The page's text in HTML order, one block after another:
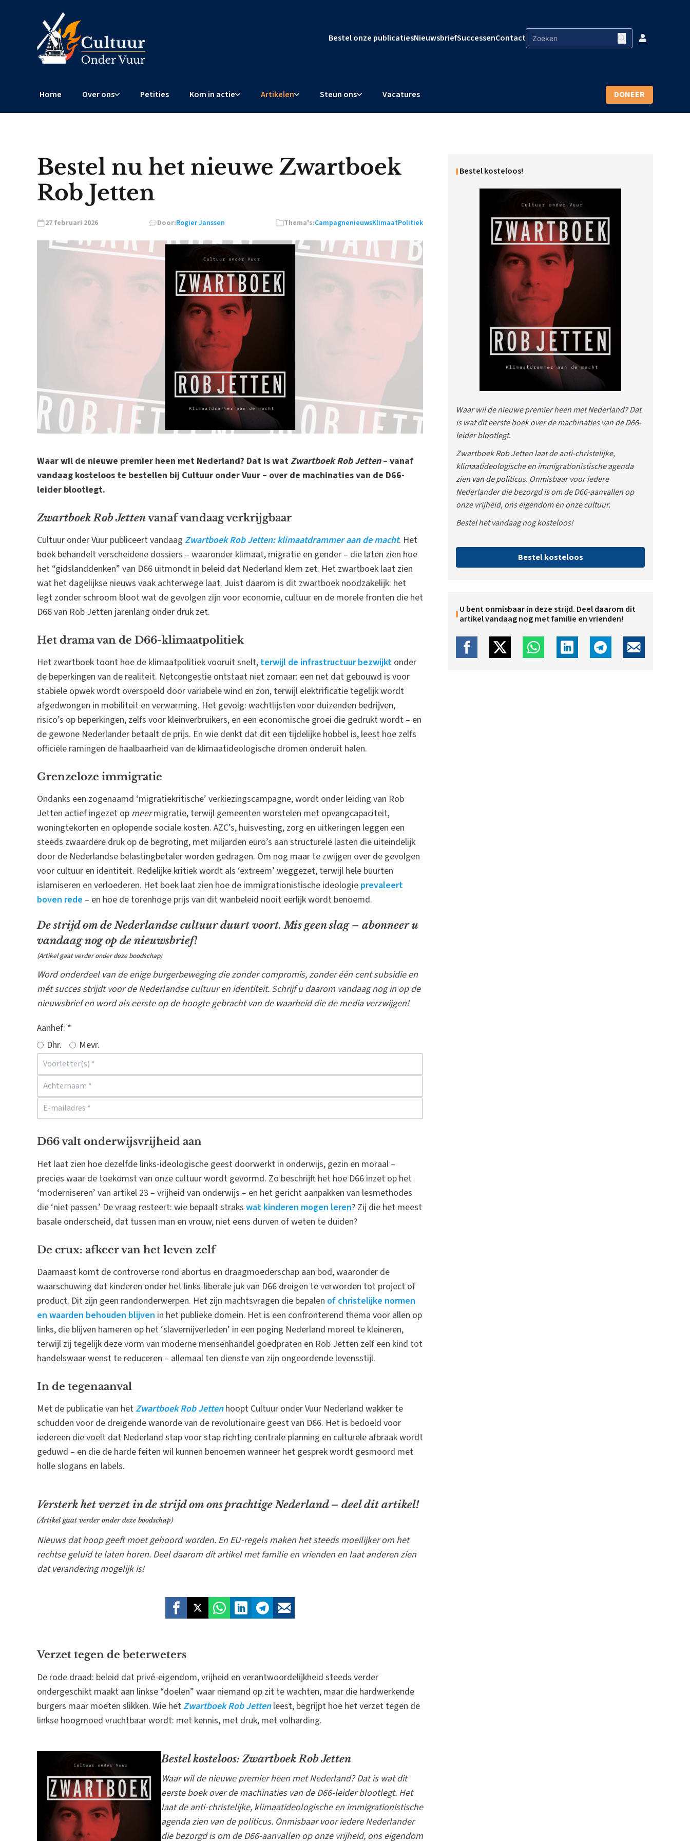
Bestel onze publicatiesNieuwsbriefSuccessenContact
Home Over ons Petities Kom in actie Artikelen Steun ons Vacatures DONEER
Bestel nu het nieuwe Zwartboek
Rob Jetten
27 februari 2026 Door:Rogier Janssen Thema's:CampagnenieuwsKlimaatPolitiek
Waar wil de nieuwe premier heen met Nederland? Dat is watZwartboek Rob Jetten– vanaf
vandaag kosteloos te bestellen bij Cultuur onder Vuur – over de machinaties van de D66-
leider blootlegt.
Zwartboek Rob Jettenvanaf vandaag verkrijgbaar
Cultuur onder Vuur publiceert vandaag Zwartboek Rob Jetten: klimaatdrammer aan de macht. Het
boek behandelt verscheidene dossiers – waaronder klimaat, migratie en gender – die laten zien hoe
het “gidslanddenken” van D66 uitmondt in beleid dat Nederland klem zet. Het zwartboek laat zien
wat het dagelijkse nieuws vaak achterwege laat. Juist daarom is dit zwartboek noodzakelijk: het
legt zonder schroom bloot wat de gevolgen zijn voor economie, cultuur en de morele fronten die het
D66 van Rob Jetten jarenlang onder druk zet.
Het drama van de D66-klimaatpolitiek
Het zwartboek toont hoe de klimaatpolitiek vooruit snelt, terwijl de infrastructuur bezwijkt onder
de beperkingen van de realiteit. Netcongestie ontstaat niet zomaar: een net dat gebouwd is voor
stabiele opwek wordt overspoeld door variabele wind en zon, terwijl elektrificatie tegelijk wordt
afgedwongen in mobiliteit en verwarming. Het gevolg: wachtlijsten voor duizenden bedrijven,
risico’s op beperkingen, zelfs voor kleinverbruikers, en een economische groei die gedrukt wordt – en
de gewone Nederlander betaalt de prijs. En wie denkt dat dit een tijdelijke hobbel is, leest hoe zelfs
officiële ramingen de haalbaarheid van de klimaatideologische dromen onderuit halen.
Grenzeloze immigratie
Ondanks een zogenaamd ‘migratiekritische’ verkiezingscampagne, wordt onder leiding van Rob
Jetten actief ingezet op meermigratie, terwijl gemeenten worstelen met opvangcapaciteit,
woningtekorten en oplopende sociale kosten. AZC’s, huisvesting, zorg en uitkeringen leggen een
steeds zwaardere druk op de begroting, met miljarden euro’s aan structurele lasten die uiteindelijk
door de Nederlandse belastingbetaler worden gedragen. Om nog maar te zwijgen over de gevolgen
voor cultuur en identiteit. Redelijke kritiek wordt als ‘extreem’ weggezet, terwijl hele buurten
islamiseren en verloederen. Het boek laat zien hoe de immigrationistische ideologie prevaleert
boven rede – en hoe de torenhoge prijs van dit wanbeleid nooit eerlijk wordt benoemd.
De strijd om de Nederlandse cultuur duurt voort. Mis geen slag – abonneer u
vandaag nog op de nieuwsbrief!
(Artikel gaat verder onder deze boodschap)
Word onderdeel van de enige burgerbeweging die zonder compromis, zonder één cent subsidie en
mét succes strijdt voor de Nederlandse cultuur en identiteit. Schrijf u daarom vandaag nog in op de
nieuwsbrief en word als eerste op de hoogte gebracht van de waarheid die de media verzwijgen!
Aanhef: *
Dhr.
Mevr.
D66 valt onderwijsvrijheid aan
Het laat zien hoe dezelfde links-ideologische geest doorwerkt in onderwijs, gezin en moraal –
precies waar de toekomst van onze cultuur wordt gevormd. Zo beschrijft het hoe D66 inzet op het
‘moderniseren’ van artikel 23 – vrijheid van onderwijs – en het gericht aanpakken van lesmethodes
die ‘niet passen.’ De vraag resteert: wie bepaalt straks wat kinderen mogen leren? Zij die het meest
basale onderscheid, dat tussen man en vrouw, niet eens durven of weten te duiden?
De crux: afkeer van het leven zelf
Daarnaast komt de controverse rond abortus en draagmoederschap aan bod, waaronder de
waarschuwing dat kinderen onder het links-liberale juk van D66 dreigen te verworden tot project of
product. Dit zijn geen randonderwerpen. Het zijn machtsvragen die bepalen of christelijke normen
en waarden behouden blijven in het publieke domein. Het is een confronterend thema voor allen op
links, die blijven hameren op het ‘slavernijverleden’ in een poging Nederland moreel te kleineren,
terwijl zij tegelijk deze vorm van moderne mensenhandel goedpraten en Rob Jetten zelf een kind tot
handelswaar wenst te reduceren – allemaal ten dienste van zijn ongeordende levensstijl.
In de tegenaanval
Met de publicatie van hetZwartboek Rob Jettenhoopt Cultuur onder Vuur Nederland wakker te
schudden voor de dreigende wanorde van de revolutionaire geest van D66. Het is bedoeld voor
iedereen die voelt dat Nederland stap voor stap richting centrale planning en culturele afbraak wordt
geduwd – en die de harde feiten wil kunnen benoemen wanneer het gesprek wordt gesmoord met
holle slogans en labels.
Versterk het verzet in de strijd om ons prachtige Nederland – deel dit artikel!
(Artikel gaat verder onder deze boodschap)
Nieuws dat hoop geeft moet gehoord worden. En EU-regels maken het steeds moeilijker om het
rechtse geluid te laten horen. Deel daarom dit artikel met familie en vrienden en laat anderen zien
dat verandering mogelijk is!
Verzet tegen de beterweters
De rode draad: beleid dat privé-eigendom, vrijheid en verantwoordelijkheid steeds verder
ondergeschikt maakt aan linkse “doelen” waar niemand op zit te wachten, maar die hardwerkende
burgers maar moeten slikken. Wie hetZwartboek Rob Jetten leest, begrijpt hoe het verzet tegen de
linkse hoogmoed vruchtbaar wordt: met kennis, met druk, met volharding.
Bestel kosteloos: Zwartboek Rob Jetten
Waar wil de nieuwe premier heen met Nederland? Dat is wat dit
eerste boek over de machinaties van de D66-leider blootlegt. Het
laat de anti-christelijke, klimaatideologische en immigrationistische
agenda zien van de politicus. Onmisbaar voor iedere Nederlander
die bezorgd is om de D66-aanvallen op onze vrijheid, ons eigendom
Bestel kosteloos!
Waar wil de nieuwe premier heen met Nederland? Dat
is wat dit eerste boek over de machinaties van de D66-
leider blootlegt.
Zwartboek Rob Jetten laat de anti-christelijke,
klimaatideologische en immigrationistische agenda
zien van de politicus. Onmisbaar voor iedere
Nederlander die bezorgd is om de D66-aanvallen op
onze vrijheid, ons eigendom en onze cultuur.
Bestel het vandaag nog kosteloos!
Bestel kosteloos
U bent onmisbaar in deze strijd. Deel daarom dit
artikel vandaag nog met familie en vrienden!